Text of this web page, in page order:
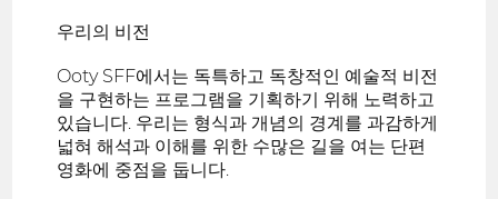
우리의 비전
Ooty SFF에서는 독특하고 독창적인 예술적 비전
을 구현하는 프로그램을 기획하기 위해 노력하고
있습니다. 우리는 형식과 개념의 경계를 과감하게
넓혀 해석과 이해를 위한 수많은 길을 여는 단편
영화에 중점을 둡니다.